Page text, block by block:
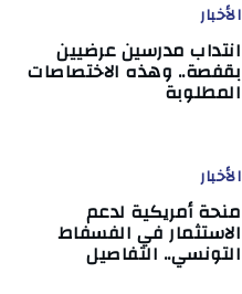
الأخبار
انتداب مدرسين عرضيين
بقفصة.. وهذه الاختصاصات
المطلوبة
الأخبار
منحة أمريكية لدعم
الاستثمار في الفسفاط
التونسي.. التفاصيل